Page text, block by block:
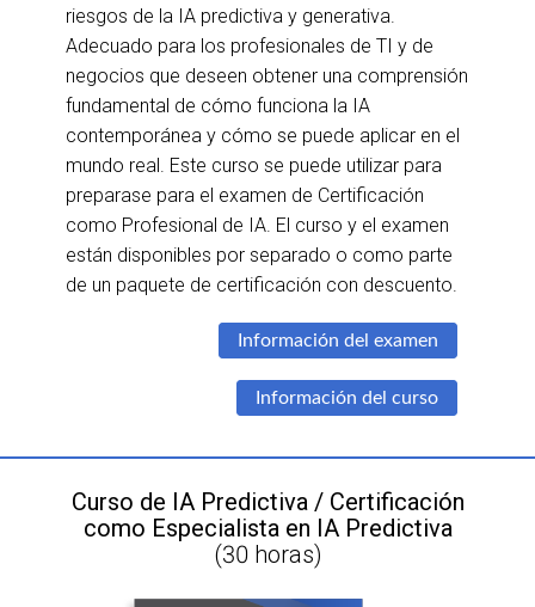
riesgos de la IA predictiva y generativa.
Adecuado para los profesionales de TI y de
negocios que deseen obtener una comprensión
fundamental de cómo funciona la IA
contemporánea y cómo se puede aplicar en el
mundo real. Este curso se puede utilizar para
preparase para el examen de Certificación
como Profesional de IA. El curso y el examen
están disponibles por separado o como parte
de un paquete de certificación con descuento.
Información del examen
Información del curso
Curso de IA Predictiva / Certificación
como Especialista en IA Predictiva
(30 horas)